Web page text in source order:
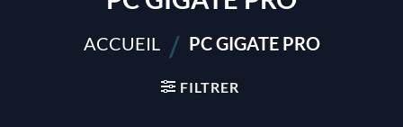
ACCUEIL / PC GIGATE PRO
FILTRER